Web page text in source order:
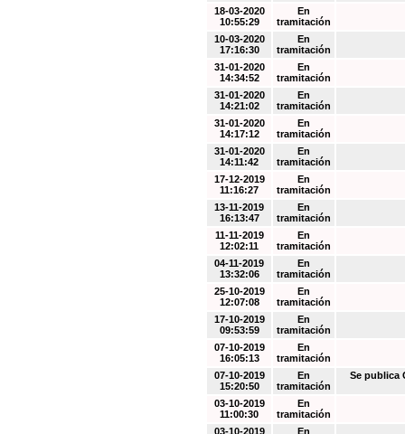
18-03-2020
10:55:29
En
tramitación
10-03-2020
17:16:30
En
tramitación
31-01-2020
14:34:52
En
tramitación
31-01-2020
14:21:02
En
tramitación
31-01-2020
14:17:12
En
tramitación
31-01-2020
14:11:42
En
tramitación
17-12-2019
11:16:27
En
tramitación
13-11-2019
16:13:47
En
tramitación
11-11-2019
12:02:11
En
tramitación
04-11-2019
13:32:06
En
tramitación
25-10-2019
12:07:08
En
tramitación
17-10-2019
09:53:59
En
tramitación
07-10-2019
16:05:13
En
tramitación
07-10-2019
15:20:50
En
tramitación
Se publica
03-10-2019
11:00:30
En
tramitación
03-10-2019
En